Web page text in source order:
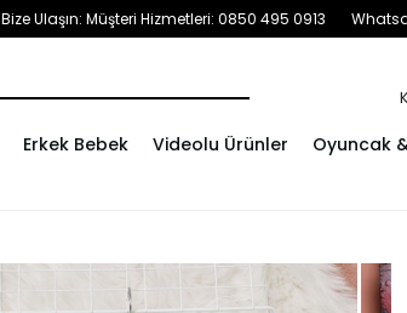
Bize Ulaşın: Müşteri Hizmetleri: 0850 495 0913
Erkek Bebek Videolu Ürünler Oyuncak